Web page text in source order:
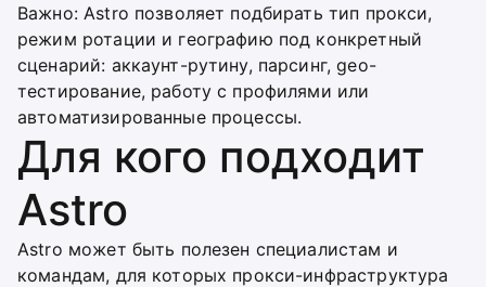
Важно: Astro позволяет подбирать тип прокси,
режим ротации и географию под конкретный
сценарий: аккаунт-рутину, парсинг, geo-
тестирование, работу с профилями или
автоматизированные процессы.
Для кого подходит
Astro
Astro может быть полезен специалистам и
командам, для которых прокси-инфраструктура